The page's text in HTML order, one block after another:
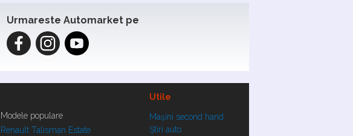
Urmareste Automarket pe
Utile
Modele populare
Renault Talisman Estate
Maşini second hand
Ştiri auto